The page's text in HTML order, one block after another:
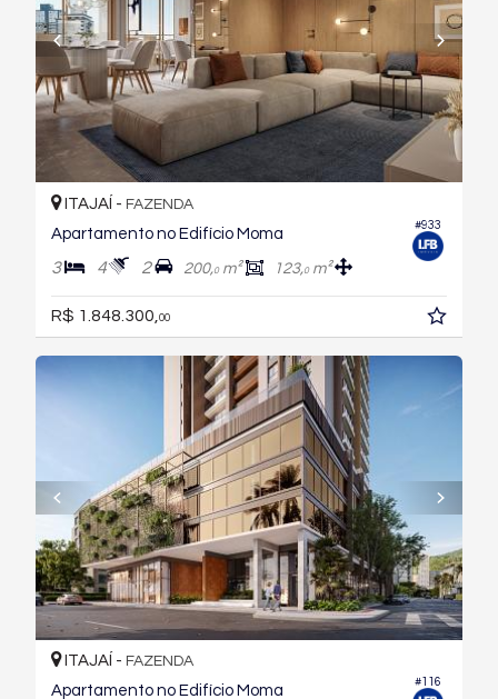
#933
ITAJAÍ - FAZENDA
Apartamento no Edifício Moma
3 4 2 200,0m² 123,0m²
R$ 1.848.300, 00
#116
ITAJAÍ - FAZENDA
Apartamento no Edifício Moma